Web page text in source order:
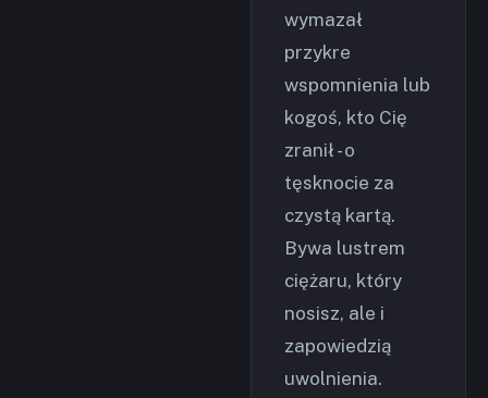
wymazał
przykre
wspomnienia lub
kogoś, kto Cię
zranił - o
tęsknocie za
czystą kartą.
Bywa lustrem
ciężaru, który
nosisz, ale i
zapowiedzią
uwolnienia.